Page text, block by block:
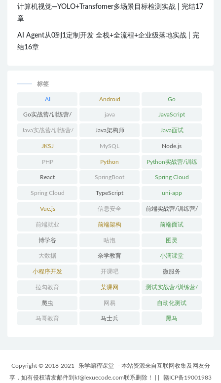
计算机视觉—YOLO+Transfomer多场景目标检测实战 | 完结17
章
AI Agent从0到1定制开发 全栈+全流程+企业级落地实战 | 完
结16章
标签
AI Android Go
Go实战营/训练营/
体系课
java JavaScript
Java实战营/训练营/
体系课
Java架构师 Java面试
JKSJ MySQL Node.js
PHP Python Python实战营/训练
营/体系课
React SpringBoot Spring Cloud
Spring Cloud
Alibaba
TypeScript uni-app
Vue.js 信息安全 前端实战营/训练营/
体系课
前端就业 前端架构 前端面试
博学谷 咕泡 图灵
大数据 奈学教育 小滴课堂
小程序开发 开课吧 微服务
拉勾教育 某课网 测试实战营/训练营/
体系课
爬虫 网易 自动化测试
马哥教育 马士兵 黑马
Copyright © 2018-2021 乐学编程课堂
- 本站资源来自互联网收集及网友分
享，如有侵权请发邮件到kf@lexuecode.com联系删除！
赣ICP备19001983